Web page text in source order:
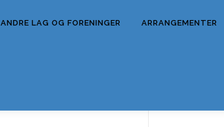
ANDRE LAG OG FORENINGER ARRANGEMENTER